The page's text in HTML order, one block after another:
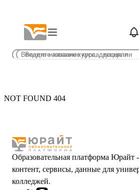
NOT FOUND 404
Образовательная платформа Юрайт
контент, сервисы, данные для
колледжей.